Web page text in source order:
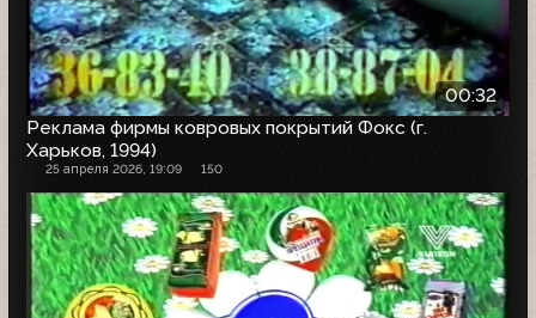
00:32
Реклама фирмы ковровых покрытий Фокс (г.
Харьков, 1994)
25 апреля 2026, 19:09 150